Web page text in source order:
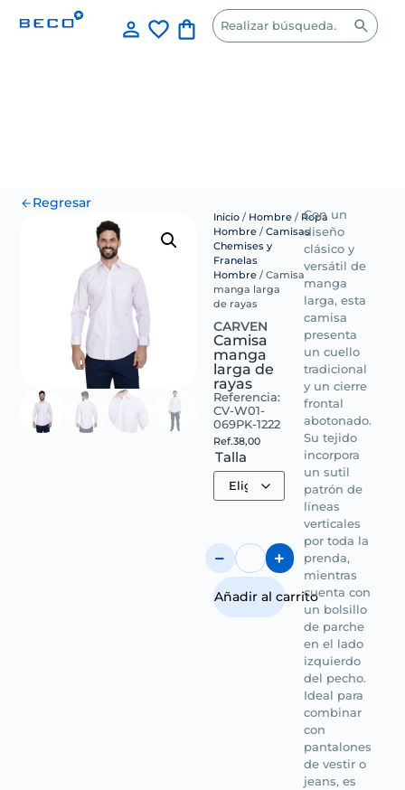
Regresar
Inicio / Hombre / Ropa
Hombre /Camisas
Chemises y
Franelas
Hombre / Camisa
manga larga
de rayas
CARVEN
Camisa
manga
larga de
rayas
Referencia:
CV-W01-
069PK-1222
Ref.38,00
Talla
Añadir al carrito
Con un
diseño
clásico y
versátil de
manga
larga, esta
camisa
presenta
un cuello
tradicional
y un cierre
frontal
abotonado.
Su tejido
incorpora
un sutil
patrón de
líneas
verticales
por toda la
prenda,
mientras
cuenta con
un bolsillo
de parche
en el lado
izquierdo
del pecho.
Ideal para
combinar
con
pantalones
de vestir o
jeans, es